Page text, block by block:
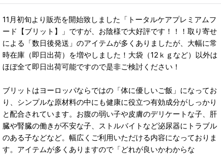
11月初旬より販売を開始致しました「トータルケアプレミアムフ
ード【ブリット】」ですが、お陰様で大好評です！！！取り寄せ
による「数日後発送」のアイテムが多くありましたが、大幅に常
時在庫（即日出荷）を増やしました！大袋（12ｋｇなど）以外は
ほぼ全て即日出荷可能ですので是非ご検討ください！
ブリットはヨーロッパならではの「体に優しいご飯」になってお
り、シンプルな原材料の中にも健康に役立つ有効成分がしっかり
と配合されています。お腹の弱い子や皮膚のデリケートな子、肝
臓や腎臓の働きが不安な子、ストルバイトなど泌尿器にトラブル
のある子などなど。幅広くご利用いただける内容になっておりま
す。アイテムが多くありますので「どれが良いかわからな